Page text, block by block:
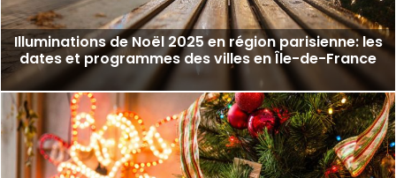
Illuminations de Noël 2025 en région parisienne: les
dates et programmes des villes en Île-de-France